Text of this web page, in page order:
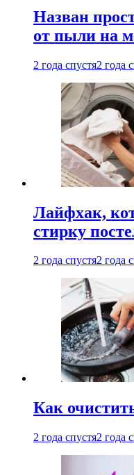
Назван
от пыли на
2 года спустя2 года
Лайфхак,
стирку
2 года спустя2 года
Как
2 года спустя2 года